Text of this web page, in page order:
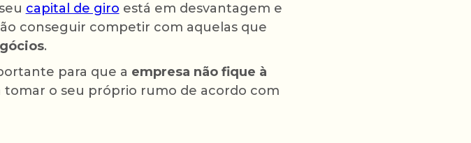
capital de giro está em desvantagem e
conseguir competir com aquelas que
.
para que a empresa não fique à
o seu próprio rumo de acordo com